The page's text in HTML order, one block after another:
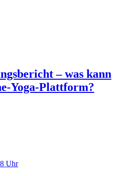
– was kann
Yoga-Plattform?
Uhr